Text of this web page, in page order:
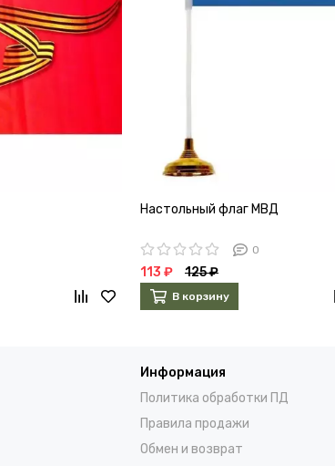
Настольный флаг МВД
0
113 ₽ 125 ₽
В корзину
Информация
Политика обработки ПД
Правила продажи
Обмен и возврат